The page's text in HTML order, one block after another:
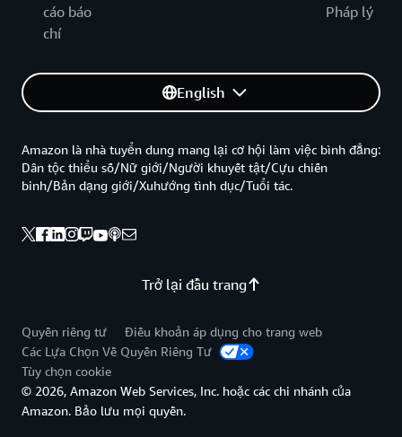
cáo báo
chí
Pháp lý
English
Trở lại đầu trang
Amazon là nhà tuyển dung mang lại cơ hội làm việc bình đẳng:
Dân tộc thiểu số/Nữ giới/Người khuyết tật/Cựu chiến
binh/Bản dạng giới/Xuhướng tình dục/Tuổi tác.
Quyền riêng tư
Điều khoản áp dụng cho trang web
Các Lựa Chọn Về Quyền Riêng Tư
Tùy chọn cookie
© 2026, Amazon Web Services, Inc. hoặc các chi nhánh của
Amazon. Bảo lưu mọi quyền.